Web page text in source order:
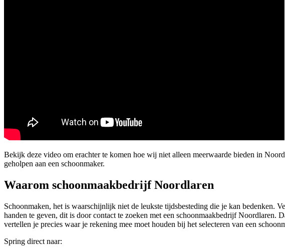
Bekijk deze video om erachter te komen hoe wij niet alleen meerwaarde bieden in
geholpen aan een schoonmaker.
Waarom schoonmaakbedrijf Noordlaren
Schoonmaken, het is waarschijnlijk niet de leukste tijdsbesteding die je kan bedenken.
handen te geven, dit is door contact te zoeken met een schoonmaakbedrijf
vertellen je precies waar je rekening mee moet houden bij het selecteren van een
Spring direct naar: